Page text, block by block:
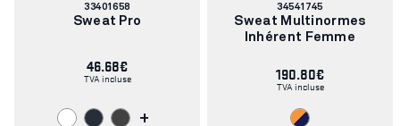
Numéro
d'article:
33401658
Sweat Pro
46.68€
TVA incluse
+
Numéro
d'article:
34541745
Sweat Multinormes
Inhérent Femme
190.80€
TVA incluse